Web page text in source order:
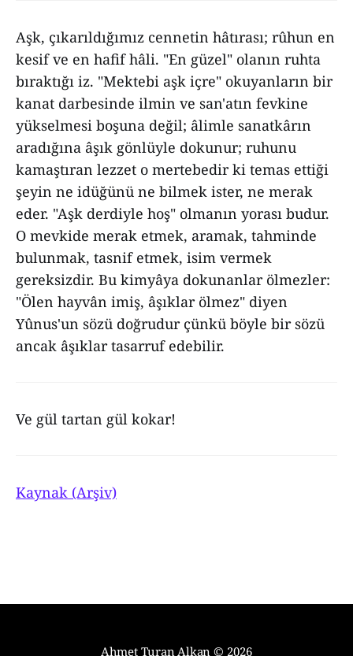
Aşk, çıkarıldığımız cennetin hâtırası; rûhun en
kesif ve en hafif hâli. "En güzel" olanın ruhta
bıraktığı iz. "Mektebi aşk içre" okuyanların bir
kanat darbesinde ilmin ve san'atın fevkine
yükselmesi boşuna değil; âlimle sanatkârın
aradığına âşık gönlüyle dokunur; ruhunu
kamaştıran lezzet o mertebedir ki temas ettiği
şeyin ne idüğünü ne bilmek ister, ne merak
eder. "Aşk derdiyle hoş" olmanın yorası budur.
O mevkide merak etmek, aramak, tahminde
bulunmak, tasnif etmek, isim vermek
gereksizdir. Bu kimyâya dokunanlar ölmezler:
"Ölen hayvân imiş, âşıklar ölmez" diyen
Yûnus'un sözü doğrudur çünkü böyle bir sözü
ancak âşıklar tasarruf edebilir.
Ve gül tartan gül kokar!
Kaynak (Arşiv)
Ahmet Turan Alkan © 2026